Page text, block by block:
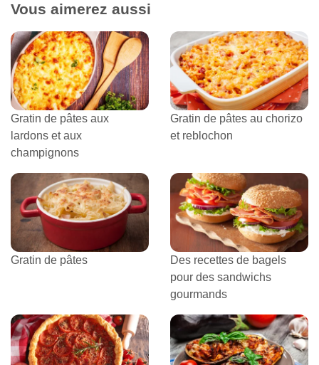
Vous aimerez aussi
Gratin de pâtes aux
lardons et aux
champignons
Gratin de pâtes au chorizo
et reblochon
Gratin de pâtes
Des recettes de bagels
pour des sandwichs
gourmands